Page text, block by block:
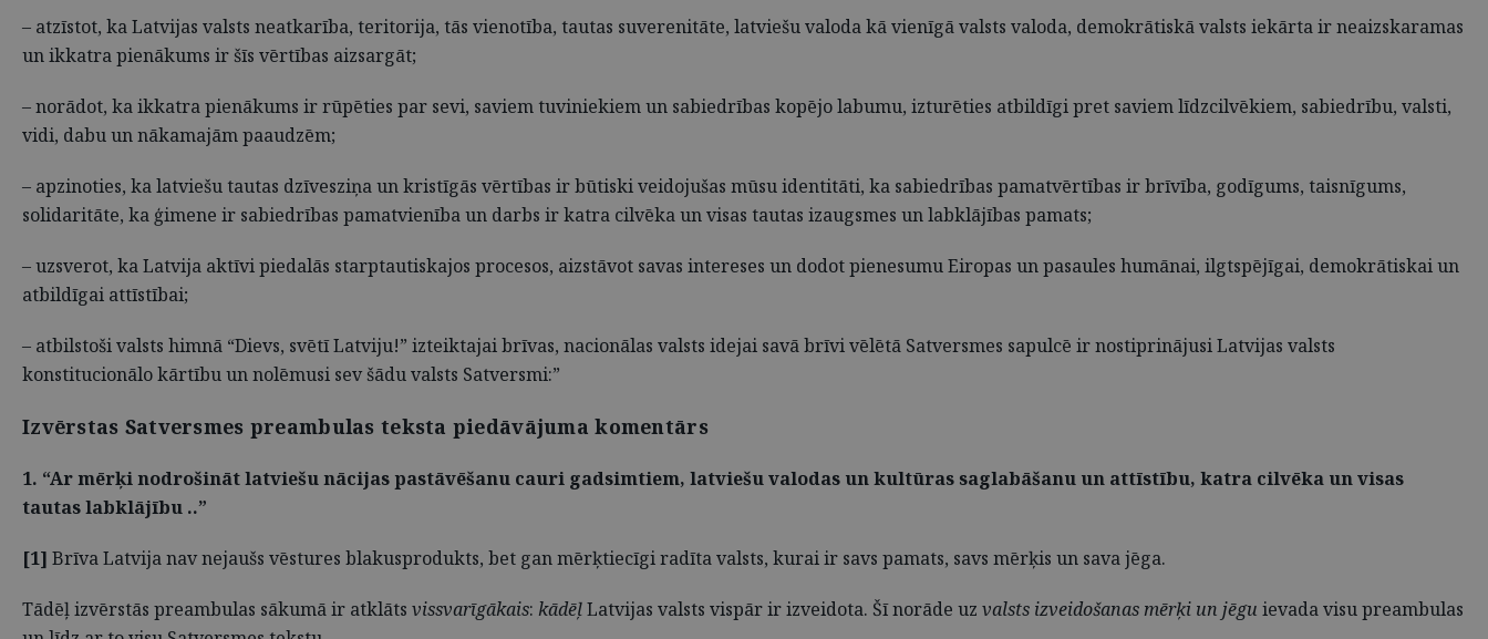
– atzīstot, ka Latvijas valsts neatkarība, teritorija, tās vienotība, tautas suverenitāte, latviešu valoda kā vienīgā valsts valoda, demokrātiskā valsts iekārta ir neaizskaramas
un ikkatra pienākums ir šīs vērtības aizsargāt;
– norādot, ka ikkatra pienākums ir rūpēties par sevi, saviem tuviniekiem un sabiedrības kopējo labumu, izturēties atbildīgi pret saviem līdzcilvēkiem, sabiedrību, valsti,
vidi, dabu un nākamajām paaudzēm;
– apzinoties, ka latviešu tautas dzīvesziņa un kristīgās vērtības ir būtiski veidojušas mūsu identitāti, ka sabiedrības pamatvērtības ir brīvība, godīgums, taisnīgums,
solidaritāte, ka ģimene ir sabiedrības pamatvienība un darbs ir katra cilvēka un visas tautas izaugsmes un labklājības pamats;
– uzsverot, ka Latvija aktīvi piedalās starptautiskajos procesos, aizstāvot savas intereses un dodot pienesumu Eiropas un pasaules humānai, ilgtspējīgai, demokrātiskai un
atbildīgai attīstībai;
– atbilstoši valsts himnā “Dievs, svētī Latviju!” izteiktajai brīvas, nacionālas valsts idejai savā brīvi vēlētā Satversmes sapulcē ir nostiprinājusi Latvijas valsts
konstitucionālo kārtību un nolēmusi sev šādu valsts Satversmi:”
Izvērstas Satversmes preambulas teksta piedāvājuma komentārs
1. “Ar mērķi nodrošināt latviešu nācijas pastāvēšanu cauri gadsimtiem, latviešu valodas un kultūras saglabāšanu un attīstību, katra cilvēka un visas
tautas labklājību ..”
[1] Brīva Latvija nav nejaušs vēstures blakusprodukts, bet gan mērķtiecīgi radīta valsts, kurai ir savs pamats, savs mērķis un sava jēga.
Tādēļ izvērstās preambulas sākumā ir atklāts vissvarīgākais: kādēļLatvijas valsts vispār ir izveidota. Šī norāde uz valsts izveidošanas mērķi un jēgu ievada visu preambulas